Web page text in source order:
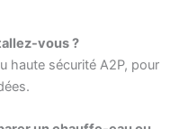
vous ?
haute sécurité A2P, pour